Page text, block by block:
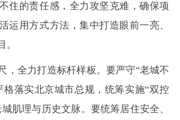
住的责任感，全力攻坚克难，确保项
运用方式方法，集中打造眼前一亮、
。
全力打造标杆样板。要严守“老城不
格落实北京城市总规，统筹实施“双控
肌理与历史文脉。要统筹居住安全、